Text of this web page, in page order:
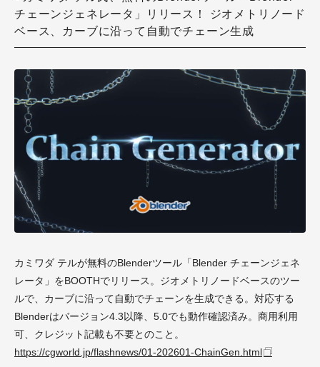
チェーンジェネレータ」リリース！ ジオメトリノード
ベース、カーブに沿って自動でチェーン生成
カミワダ テルが無料のBlenderツール「Blender チェーンジェネ
レータ」をBOOTHでリリース。ジオメトリノードベースのツー
ルで、カーブに沿って自動でチェーンを生成できる。対応する
Blenderはバージョン4.3以降、5.0でも動作確認済み。商用利用
可、クレジット記載も不要とのこと。
https://cgworld.jp/flashnews/01-202601-ChainGen.html